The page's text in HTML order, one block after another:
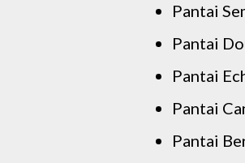
Pantai
Pantai
Pantai
Pantai
Pantai